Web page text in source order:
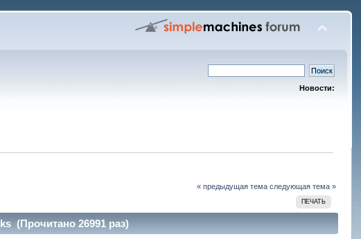
Новости:
« предыдущая тема следующая тема »
ПЕЧАТЬ
(Прочитано 26991 раз)